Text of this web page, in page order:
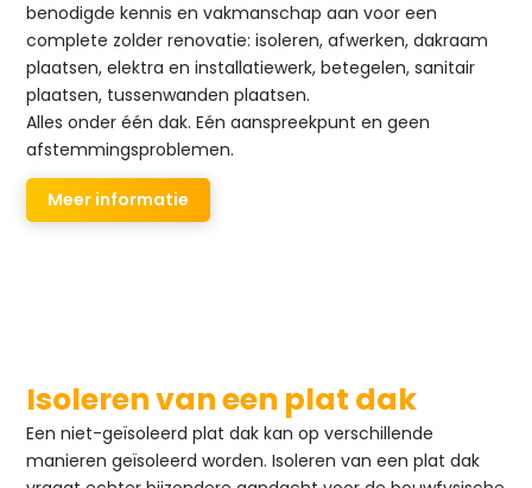
benodigde kennis en vakmanschap aan voor een
complete zolder renovatie: isoleren, afwerken, dakraam
plaatsen, elektra en installatiewerk, betegelen, sanitair
plaatsen, tussenwanden plaatsen.
Alles onder één dak. Eén aanspreekpunt en geen
afstemmingsproblemen.
Meer informatie
Isoleren van een plat dak
Een niet-geïsoleerd plat dak kan op verschillende
manieren geïsoleerd worden. Isoleren van een plat dak